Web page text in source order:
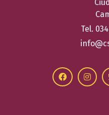
Tel.